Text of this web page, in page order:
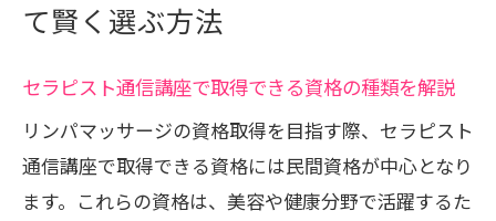
て賢く選ぶ方法
セラピスト通信講座で取得できる資格の種類を解説
リンパマッサージの資格取得を目指す際、セラピスト
通信講座で取得できる資格には民間資格が中心となり
ます。これらの資格は、美容や健康分野で活躍するた